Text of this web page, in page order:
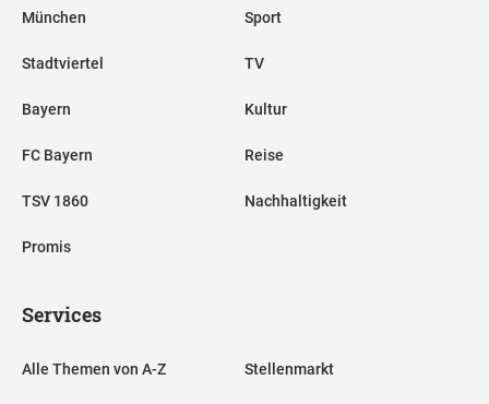
München
Stadtviertel
Bayern
FC Bayern
TSV 1860
Promis
Sport
TV
Kultur
Reise
Nachhaltigkeit
Services
Alle Themen von A-Z Stellenmarkt